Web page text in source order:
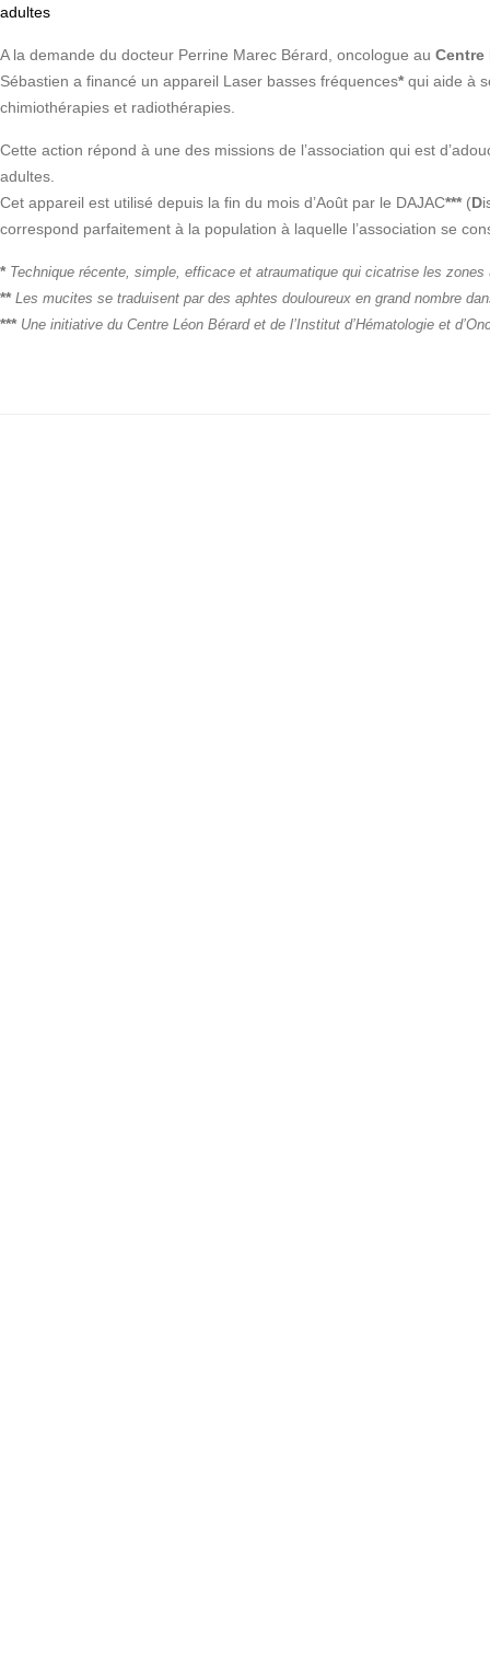
adultes
A la demande du docteur Perrine Marec Bérard, oncologue au Centre
Sébastien a financé un appareil Laser basses fréquences*qui aide à
chimiothérapies et radiothérapies.
Cette action répond à une des missions de l’association qui est
adultes.
Cet appareil est utilisé depuis la fin du mois d’Août par le DAJAC***(D
correspond parfaitement à la population à laquelle l’association se
* Technique récente, simple, efficace et atraumatique qui cicatrise les
** Les mucites se traduisent par des aphtes douloureux en grand nombre
*** Une initiative du Centre Léon Bérard et de l’Institut d’Hématologie et